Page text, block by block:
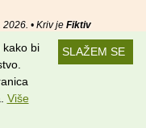
• Kriv je Fiktiv
•RSS kanaliSLAŽEM SE
kako bi
Više